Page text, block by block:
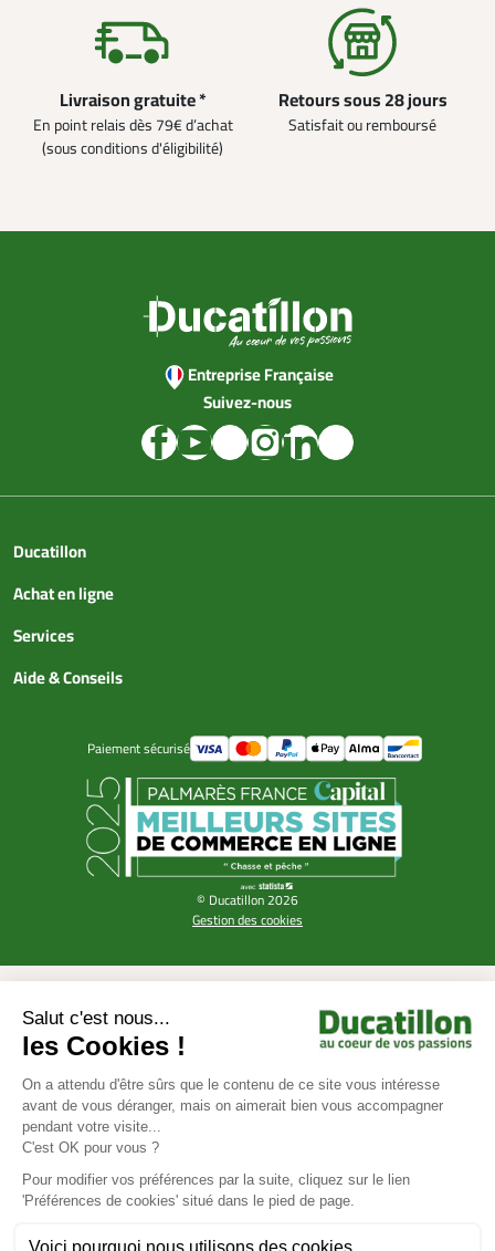
Livraison gratuite *
En point relais dès 79€ d’achat
(sous conditions d'éligibilité)
Retours sous 28 jours
Satisfait ou remboursé
Entreprise Française
Suivez-nous
Ducatillon
Achat en ligne
Services
Aide & Conseils
Paiement sécurisé
© Ducatillon 2026
Gestion des cookies